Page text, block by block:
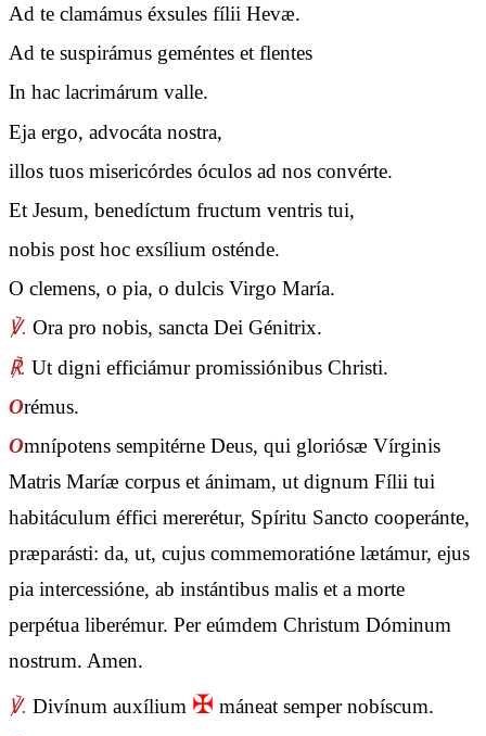
Ad te clamámus éxsules fílii Hevæ.
Ad te suspirámus geméntes et flentes
In hac lacrimárum valle.
Eja ergo, advocáta nostra,
illos tuos misericórdes óculos ad nos convérte.
Et Jesum, benedíctum fructum ventris tui,
nobis post hoc exsílium osténde.
O clemens, o pia, o dulcis Virgo María.
℣. Ora pro nobis, sancta Dei Génitrix.
℟. Ut digni efficiámur promissiónibus Christi.
Orémus.
Omnípotens sempitérne Deus, qui gloriósæ Vírginis
Matris Maríæ corpus et ánimam, ut dignum Fílii tui
habitáculum éffici mererétur, Spíritu Sancto cooperánte,
præparásti: da, ut, cujus commemoratióne lætámur, ejus
pia intercessióne, ab instántibus malis et a morte
perpétua liberémur. Per eúmdem Christum Dóminum
nostrum. Amen.
℣. Divínum auxílium ✠ máneat semper nobíscum.